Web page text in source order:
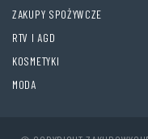
ZAKUPY SPOŻYWCZE
RTV I AGD
KOSMETYKI
MODA